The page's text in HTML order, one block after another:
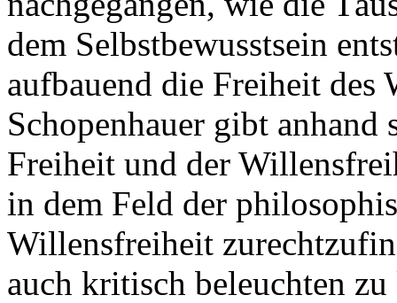
dem Selbstbewusstsein
aufbauend die Freiheit des
Schopenhauer gibt
Freiheit und der
in dem Feld der
Willensfreiheit
auch kritisch beleuchten